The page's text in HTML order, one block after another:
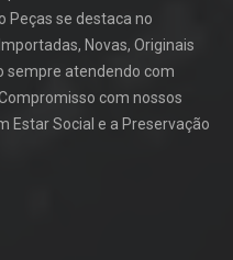
Peças se destaca no
Novas, Originais
sempre atendendo com
com nossos
Estar Social e a Preservação